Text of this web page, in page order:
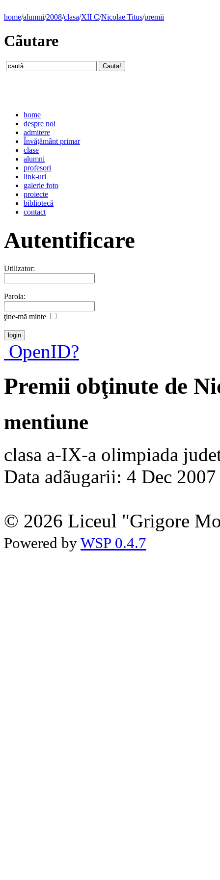
home/alumni/2008/clasa/XII C/Nicolae Titus/premii
Cãutare
home
despre noi
admitere
Învăţământ primar
clase
alumni
profesori
link-uri
galerie foto
proiecte
bibliotecă
contact
Autentificare
Utilizator:
Parola:
ţine-mã minte
OpenID?
Premii obţinute de
mentiune
clasa a-IX-a olimpiada
Data adãugarii: 4 Dec 2007
© 2026 Liceul "Grigore
Powered by WSP 0.4.7